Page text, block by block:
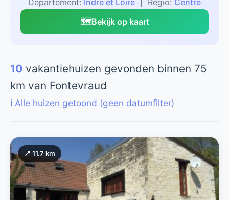
Departement: Indre et Loire | Regio: Centre
🗺️Bekijk op kaart
10 vakantiehuizen gevonden binnen 75
km van Fontevraud
ℹ️ Alle huizen getoond (geen datumfilter)
📍 11.7 km